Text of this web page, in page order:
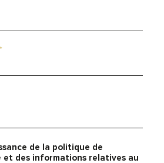
de la politique de
des informations relatives au